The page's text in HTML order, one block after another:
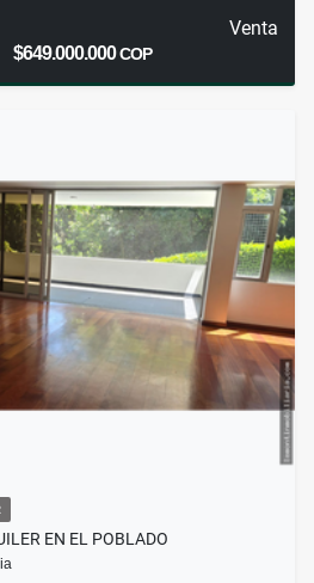
Venta
$649.000.000COP
EN EL POBLADO